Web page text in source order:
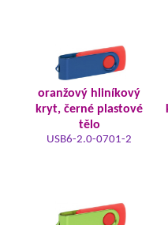
oranžový hliníkový
kryt, černé plastové
tělo
USB6-2.0-0701-2